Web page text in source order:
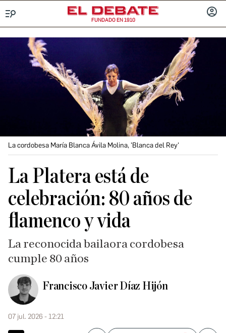
FUNDADO EN 1910
La cordobesa María Blanca Ávila Molina, 'Blanca del Rey'
La Platera está de
celebración: 80 años de
flamenco y vida
La reconocida bailaora cordobesa
cumple 80 años
Francisco Javier Díaz Hijón
07 jul. 2026 - 12:21